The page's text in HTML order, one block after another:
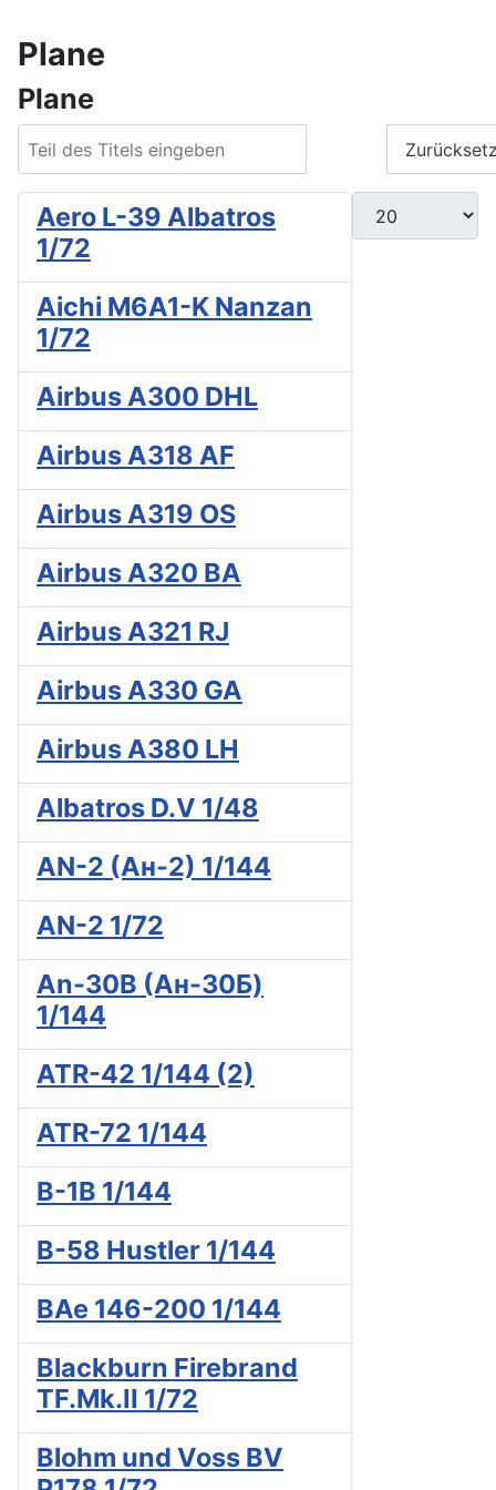
Plane
Plane
Anzeige #
Aero L-39 Albatros
1/72
Aichi M6A1-K Nanzan
1/72
Airbus A300 DHL
Airbus A318 AF
Airbus A319 OS
Airbus A320 BA
Airbus A321 RJ
Airbus A330 GA
Airbus A380 LH
Albatros D.V 1/48
AN-2 (Ан-2) 1/144
AN-2 1/72
An-30B (Ан-30Б)
1/144
ATR-42 1/144 (2)
ATR-72 1/144
B-1B 1/144
B-58 Hustler 1/144
BAe 146-200 1/144
Blackburn Firebrand
TF.Mk.II 1/72
Blohm und Voss BV